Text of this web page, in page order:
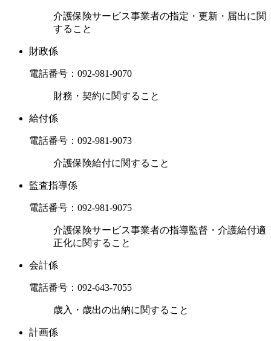
介護保険サービス事業者の指定・更新・届出に関
すること
財政係
電話番号： 092-981-9070
財務・契約に関すること
給付係
電話番号： 092-981-9073
介護保険給付に関すること
監査指導係
電話番号： 092-981-9075
介護保険サービス事業者の指導監督・介護給付適
正化に関すること
会計係
電話番号： 092-643-7055
歳入・歳出の出納に関すること
計画係